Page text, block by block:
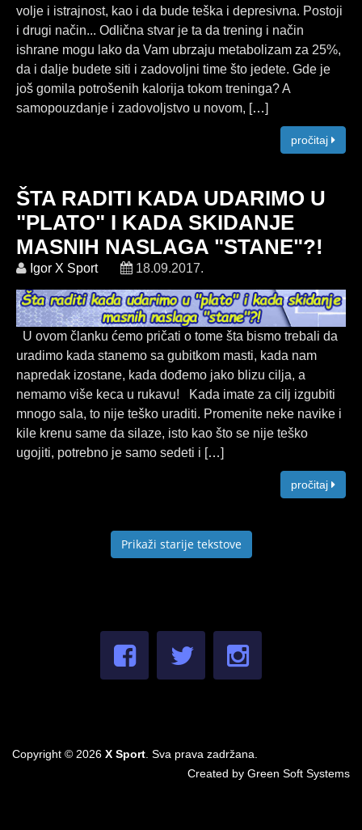
volje i istrajnost, kao i da bude teška i depresivna. Postoji
i drugi način... Odlična stvar je ta da trening i način
ishrane mogu lako da Vam ubrzaju metabolizam za 25%,
da i dalje budete siti i zadovoljni time što jedete. Gde je
još gomila potrošenih kalorija tokom treninga? A
samopouzdanje i zadovoljstvo u novom, […]
pročitaj
ŠTA RADITI KADA UDARIMO U
"PLATO" I KADA SKIDANJE
MASNIH NASLAGA "STANE"?!
Igor X Sport 18.09.2017.
U ovom članku ćemo pričati o tome šta bismo trebali da
uradimo kada stanemo sa gubitkom masti, kada nam
napredak izostane, kada dođemo jako blizu cilja, a
nemamo više keca u rukavu! Kada imate za cilj izgubiti
mnogo sala, to nije teško uraditi. Promenite neke navike i
kile krenu same da silaze, isto kao što se nije teško
ugojiti, potrebno je samo sedeti i […]
pročitaj
Prikaži starije tekstove
Copyright © 2026 X Sport . Sva prava zadržana.
Created by Green Soft Systems